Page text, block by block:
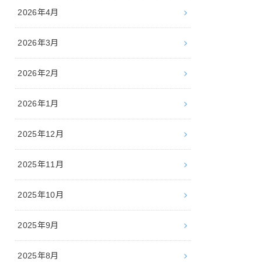
2026年4月
2026年3月
2026年2月
2026年1月
2025年12月
2025年11月
2025年10月
2025年9月
2025年8月